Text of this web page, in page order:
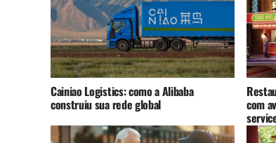
Cainiao Logistics: como a Alibaba
construiu sua rede global com